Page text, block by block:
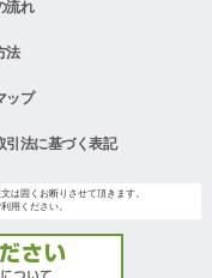
流れ
法
ップ
引法に基づく表記
は固くお断りさせて頂きます。
用ください。